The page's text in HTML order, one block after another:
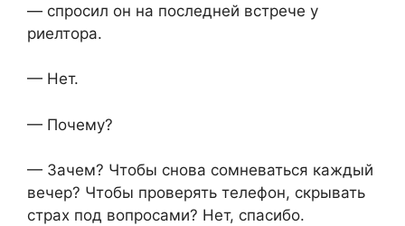
— спросил он на последней встрече у
риелтора.
— Нет.
— Почему?
— Зачем? Чтобы снова сомневаться каждый
вечер? Чтобы проверять телефон, скрывать
страх под вопросами? Нет, спасибо.